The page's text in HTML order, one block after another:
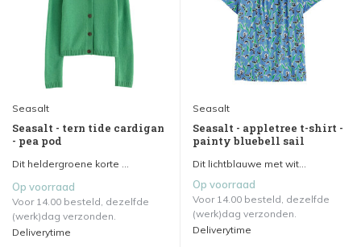
Seasalt
Seasalt - tern tide cardigan
- pea pod
Dit heldergroene korte ...
Op voorraad
Voor 14.00 besteld, dezelfde
(werk)dag verzonden.
Deliverytime
Seasalt
Seasalt - appletree t-shirt -
painty bluebell sail
Dit lichtblauwe met wit...
Op voorraad
Voor 14.00 besteld, dezelfde
(werk)dag verzonden.
Deliverytime